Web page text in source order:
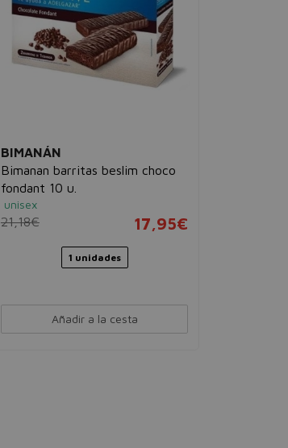
BIMANÁN
Bimanan barritas beslim choco
fondant 10 u.
unisex
21,18€ 17,95€
1 unidades
Añadir a la cesta